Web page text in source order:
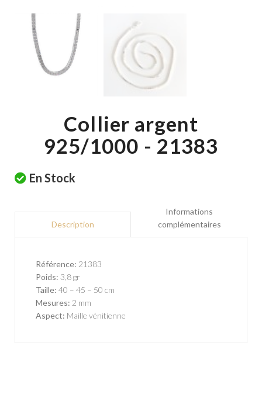
Collier argent
925/1000 - 21383
En Stock
Description
Informations
complémentaires
Référence: 21383
Poids: 3,8 gr
Taille: 40 – 45 – 50 cm
Mesures: 2 mm
Aspect: Maille vénitienne